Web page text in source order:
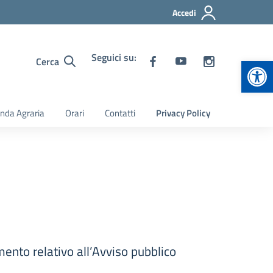
Accedi
Cerca Seguici su:
Agraria Orari Contatti Privacy Policy
relativo all’Avviso pubblico